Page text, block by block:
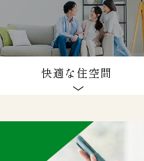
快適な住空間